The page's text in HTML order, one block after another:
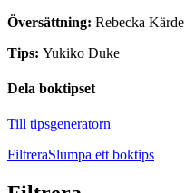
Översättning: Rebecka Kärde
Tips: Yukiko Duke
Dela boktipset
Till tipsgeneratorn
FiltreraSlumpa ett boktips